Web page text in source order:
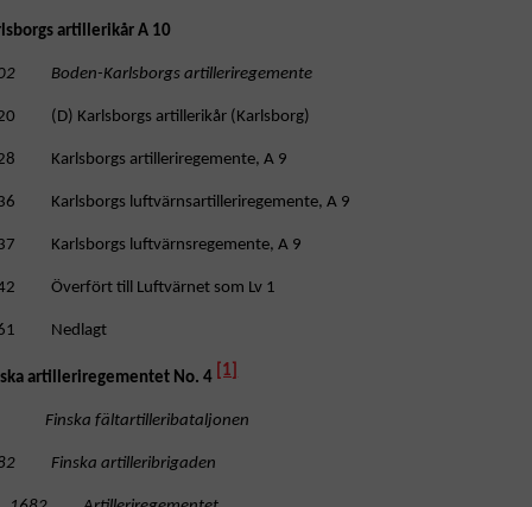
artillerikår A 10
Boden-Karlsborgs artilleriregemente
(D) Karlsborgs artillerikår (Karlsborg)
Karlsborgs artilleriregemente, A 9
Karlsborgs luftvärnsartilleriregemente, A 9
Karlsborgs luftvärnsregemente, A 9
Överfört till Luftvärnet som Lv 1
Nedlagt
artilleriregementet No. 4 [1]
fältartilleribataljonen
Finska artilleribrigaden